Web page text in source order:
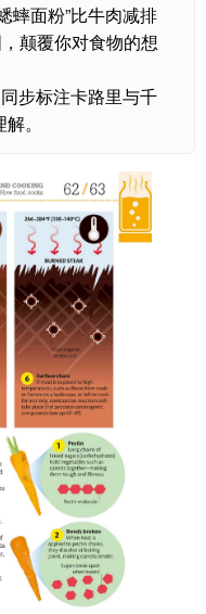
蟀面粉”比牛肉减排
颠覆你对食物的想
步标注卡路里与千
。